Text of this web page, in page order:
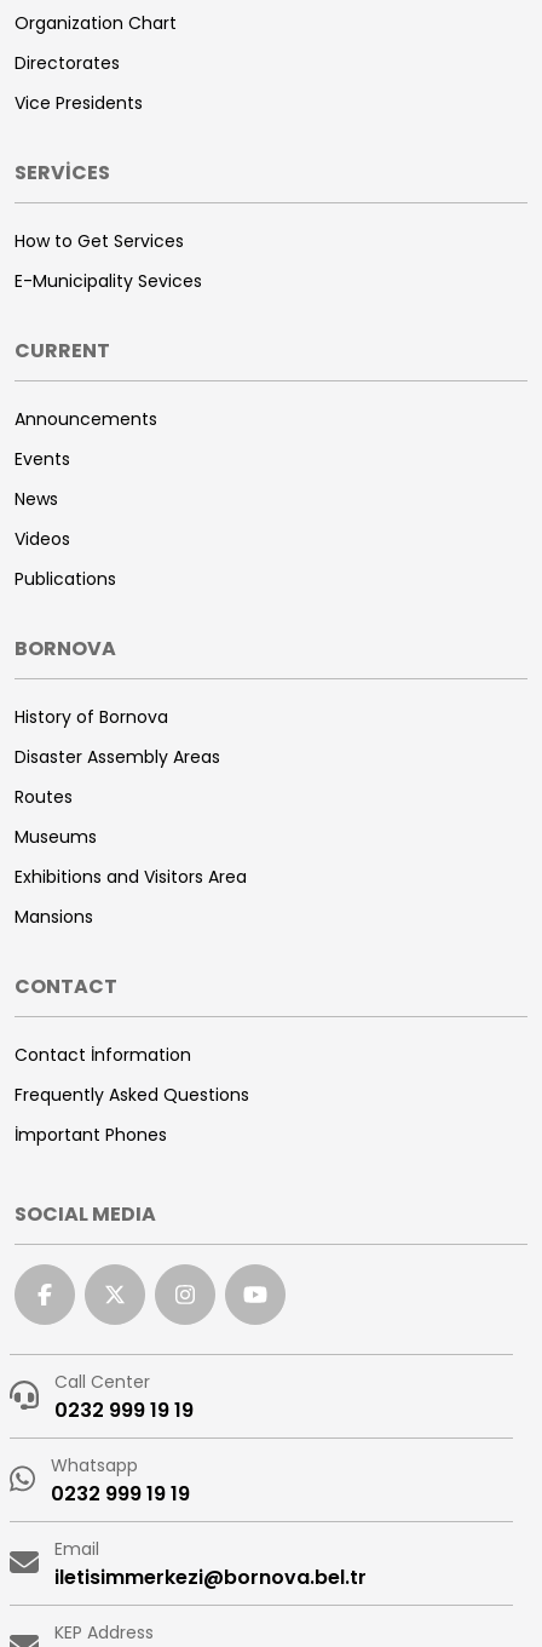
Organization Chart
Directorates
Vice Presidents
SERVİCES
How to Get Services
E-Municipality Sevices
CURRENT
Announcements
Events
News
Videos
Publications
BORNOVA
History of Bornova
Disaster Assembly Areas
Routes
Museums
Exhibitions and Visitors Area
Mansions
CONTACT
Contact İnformation
Frequently Asked Questions
İmportant Phones
SOCIAL MEDIA
Call Center
0232 999 19 19
Whatsapp
0232 999 19 19
Email
iletisimmerkezi@bornova.bel.tr
KEP Address